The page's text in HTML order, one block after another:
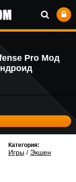
Pro Мод
Категория:
Игры/ Экшен